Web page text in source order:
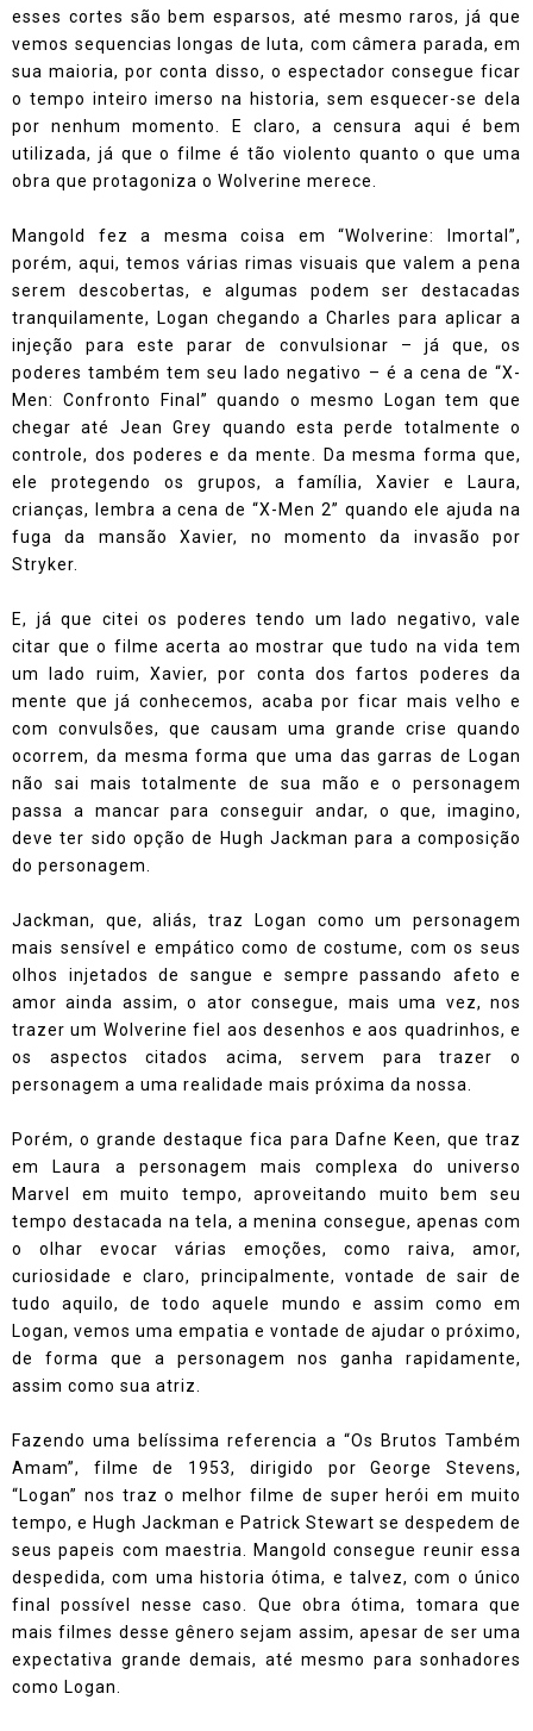
esses cortes são bem esparsos, até mesmo raros, já que
vemos sequencias longas de luta, com câmera parada, em
sua maioria, por conta disso, o espectador consegue ficar
o tempo inteiro imerso na historia, sem esquecer-se dela
por nenhum momento.
E claro, a censura aqui é bem
utilizada, já que o filme é tão violento quanto o que uma
obra que protagoniza o Wolverine merece.
Mangold fez a mesma coisa em “Wolverine: Imortal”,
porém, aqui, temos várias rimas visuais que valem a pena
serem descobertas, e algumas podem ser destacadas
tranquilamente, Logan chegando a Charles para aplicar a
injeção para este parar de convulsionar – já que, os
poderes também tem seu lado negativo – é a cena de “X-
Men: Confronto Final” quando o mesmo Logan tem que
chegar até Jean Grey quando esta perde totalmente o
controle, dos poderes e da mente. Da mesma forma que,
ele protegendo os grupos, a família, Xavier e Laura,
crianças, lembra a cena de “X-Men 2” quando ele ajuda na
fuga da mansão Xavier, no momento da invasão por
Stryker.
E, já que citei os poderes tendo um lado negativo, vale
citar que o filme acerta ao mostrar que tudo na vida tem
um lado ruim, Xavier, por conta dos fartos poderes da
mente que já conhecemos, acaba por ficar mais velho e
com convulsões, que causam uma grande crise quando
ocorrem, da mesma forma que uma das garras de Logan
não sai mais totalmente de sua mão e o personagem
passa a mancar para conseguir andar, o que, imagino,
deve ter sido opção de Hugh Jackman para a composição
do personagem.
Jackman, que, aliás, traz Logan como um personagem
mais sensível e empático como de costume, com os seus
olhos injetados de sangue e sempre passando afeto e
amor ainda assim, o ator consegue, mais uma vez, nos
trazer um Wolverine fiel aos desenhos e aos quadrinhos, e
os aspectos citados acima, servem para trazer o
personagem a uma realidade mais próxima da nossa.
Porém, o grande destaque fica para Dafne Keen, que traz
em Laura a personagem mais complexa do universo
Marvel em muito tempo, aproveitando muito bem seu
tempo destacada na tela, a menina consegue, apenas com
o olhar evocar várias emoções, como raiva, amor,
curiosidade e claro, principalmente, vontade de sair de
tudo aquilo, de todo aquele mundo e assim como em
Logan, vemos uma empatia e vontade de ajudar o próximo,
de forma que a personagem nos ganha rapidamente,
assim como sua atriz.
Fazendo uma belíssima referencia a “Os Brutos Também
Amam”, filme de 1953, dirigido por George Stevens,
“Logan” nos traz o melhor filme de super herói em muito
tempo, e Hugh Jackman e Patrick Stewart se despedem de
seus papeis com maestria. Mangold consegue reunir essa
despedida, com uma historia ótima, e talvez, com o único
final possível nesse caso. Que obra ótima, tomara que
mais filmes desse gênero sejam assim, apesar de ser uma
expectativa grande demais, até mesmo para sonhadores
como Logan.